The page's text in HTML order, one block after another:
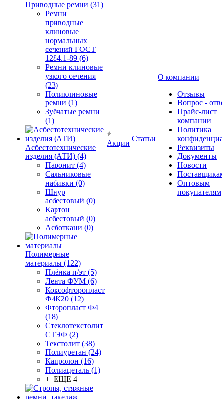
Приводные ремни (31)
Ремни
приводные
клиновые
нормальных
сечений ГОСТ
1284.1-89 (6)
Ремни клиновые
узкого сечения
(23)
Поликлиновые
ремни (1)
Зубчатые ремни
(1)
Асбестотехнические
изделия (АТИ) (4)
Паронит (4)
Сальниковые
набивки (0)
Шнур
асбестовый (0)
Картон
асбестовый (0)
Асботкани (0)
Полимерные
материалы (122)
Плёнка п/эт (5)
Лента ФУМ (6)
Коксофторопласт
Ф4К20 (12)
Фторопласт Ф4
(18)
Стеклотекстолит
СТЭФ (2)
Текстолит (38)
Полиуретан (24)
Капролон (16)
Полиацеталь (1)
+ ЕЩЕ 4
Акции
Статьи
О компании
Отзывы
Вопрос -
Прайс-лист
компании
Политика
Реквизиты
Документы
Новости
Оптовым
покупателям